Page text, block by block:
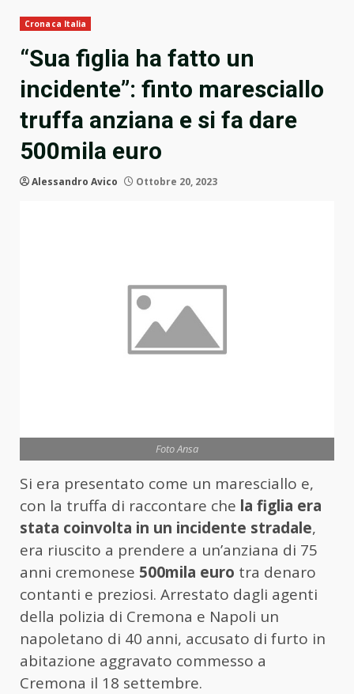
Cronaca Italia
“Sua figlia ha fatto un
incidente”: finto maresciallo
truffa anziana e si fa dare
500mila euro
Alessandro Avico Ottobre 20, 2023
Foto Ansa
Si era presentato come un maresciallo e,
con la truffa di raccontare che la figlia era
stata coinvolta in un incidente stradale,
era riuscito a prendere a un’anziana di 75
anni cremonese 500mila euro tra denaro
contanti e preziosi. Arrestato dagli agenti
della polizia di Cremona e Napoli un
napoletano di 40 anni, accusato di furto in
abitazione aggravato commesso a
Cremona il 18 settembre.